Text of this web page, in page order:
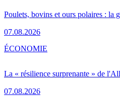
Poulets, bovins et ours polaires : la
07.08.2026
La « résilience surprenante » de
07.08.2026
ÉCONOMIE